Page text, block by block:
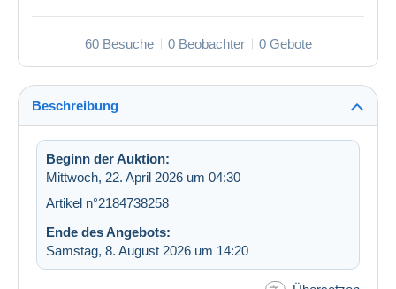
60 Besuche 0 Beobachter 0 Gebote
Beschreibung
Beginn der Auktion:
Mittwoch, 22. April 2026 um 04:30
Artikel n°2184738258
Ende des Angebots:
Samstag, 8. August 2026 um 14:20